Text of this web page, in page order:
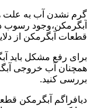
گرم نشدن آب به علت
آبگرمکن،وجود
قطعات آبگرمکن از
برای رفع مشکل باید
همچنان آب خروجی
بررسی کنید.
دیافراگم آبگرمکن